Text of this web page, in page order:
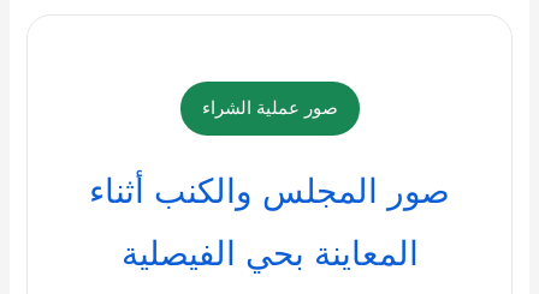
صور عملية الشراء
صور المجلس والكنب أثناء
المعاينة بحي الفيصلية